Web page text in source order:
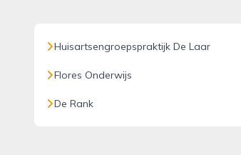
Huisartsengroepspraktijk De Laar
Flores Onderwijs
De Rank